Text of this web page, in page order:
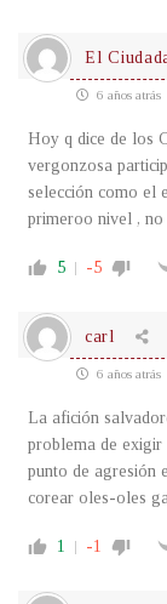
El
6 años atrás
Hoy q dice de los
vergonzosa
selección como el
primeroo nivel ,
5 -5
carl
6 años atrás
La afición
problema de
punto de agresión
corear oles-oles
1 -1